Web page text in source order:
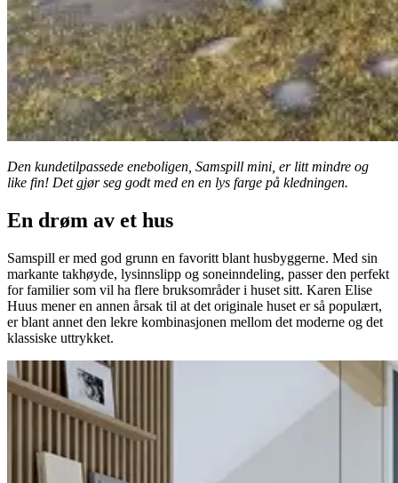
Den kundetilpassede eneboligen, Samspill mini, er litt mindre og
like fin! Det gjør seg godt med en en lys farge på kledningen.
En drøm av et hus
Samspill er med god grunn en favoritt blant husbyggerne. Med sin
markante takhøyde, lysinnslipp og soneinndeling, passer den perfekt
for familier som vil ha flere bruksområder i huset sitt. Karen Elise
Huus mener en annen årsak til at det originale huset er så populært,
er blant annet den lekre kombinasjonen mellom det moderne og det
klassiske uttrykket.